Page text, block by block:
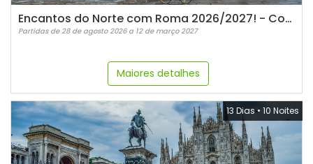
Encantos do Norte com Roma 2026/2027! - Com guia Espanhol
Partidas de 28 de agosto 2026 a 12 de março 2027
Maiores detalhes
13 Dias • 10 Noites